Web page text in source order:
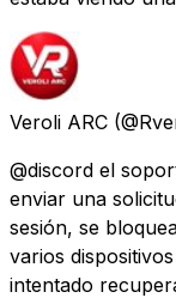
Veroli ARC
@discord el
enviar una
sesión, se
varios
intentado